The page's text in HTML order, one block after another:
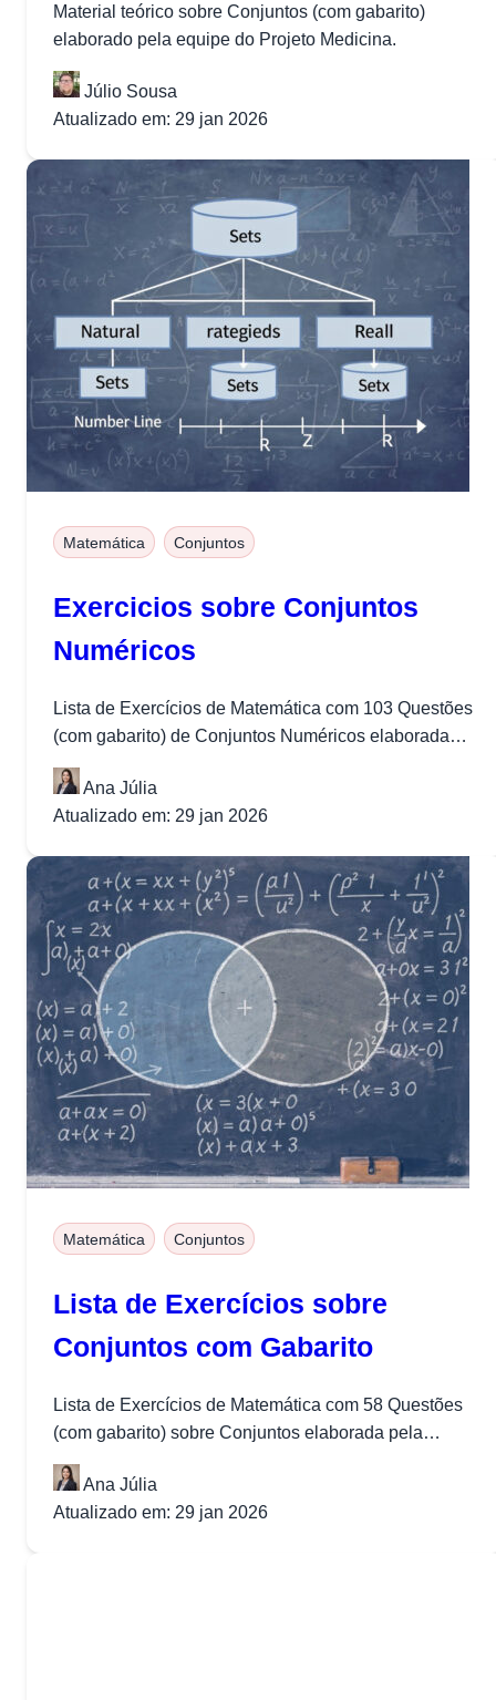
Material teórico sobre Conjuntos (com gabarito)
elaborado pela equipe do Projeto Medicina.
Júlio Sousa
Atualizado em: 29 jan 2026
Matemática Conjuntos
Exercicios sobre Conjuntos
Numéricos
Lista de Exercícios de Matemática com 103 Questões
(com gabarito) de Conjuntos Numéricos elaborada
pela equipe do Projeto Medicina.
Ana Júlia
Atualizado em: 29 jan 2026
Matemática Conjuntos
Lista de Exercícios sobre
Conjuntos com Gabarito
Lista de Exercícios de Matemática com 58 Questões
(com gabarito) sobre Conjuntos elaborada pela
equipe do Projeto Medicina.
Ana Júlia
Atualizado em: 29 jan 2026